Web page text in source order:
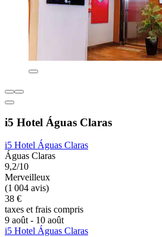
i5 Hotel Águas Claras
i5 Hotel Águas Claras
Águas Claras
9,2/10
Merveilleux
(1 004 avis)
38 €
taxes et frais compris
9 août - 10 août
i5 Hotel Águas Claras